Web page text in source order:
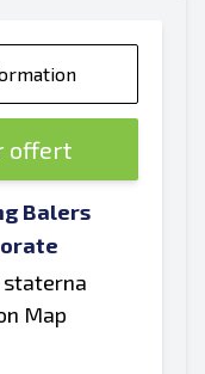
offert
Balers
staterna
Map